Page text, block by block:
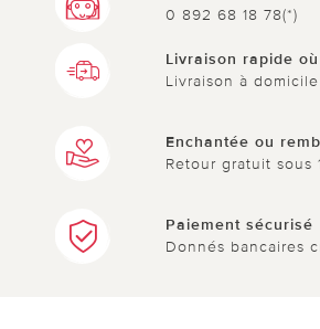
0 892 68 18 78(*)
Livraison rapide
Livraison à
Enchantée ou
Retour gratuit sous
Paiement sécurisé
Donnés bancaires